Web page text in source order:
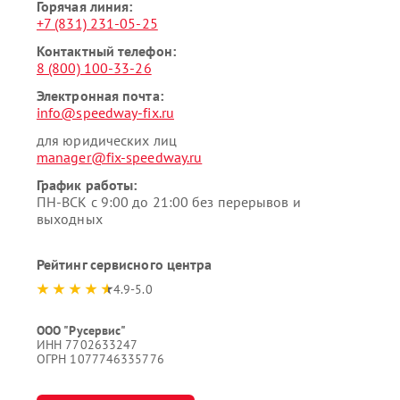
Горячая линия:
+7 (831) 231-05-25
Контактный телефон:
8 (800) 100-33-26
Электронная почта:
info@speedway-fix.ru
для юридических лиц
manager@fix-speedway.ru
График работы:
ПН-ВСК с 9:00 до 21:00 без перерывов и
выходных
Рейтинг сервисного центра
4.9-5.0
ООО "Русервис"
ИНН 7702633247
ОГРН 1077746335776